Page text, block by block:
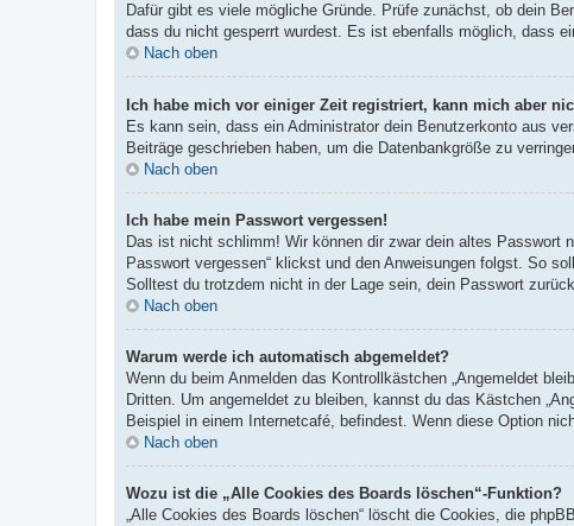
Dafür gibt es viele mögliche Gründe. Prüfe zunächst, ob dein
dass du nicht gesperrt wurdest. Es ist ebenfalls möglich, dass
Nach oben
Ich habe mich vor einiger Zeit registriert, kann mich aber
Es kann sein, dass ein Administrator dein Benutzerkonto aus
Beiträge geschrieben haben, um die Datenbankgröße zu
Nach oben
Ich habe mein Passwort vergessen!
Das ist nicht schlimm! Wir können dir zwar dein altes Passwort
Passwort vergessen“ klickst und den Anweisungen folgst. So
Solltest du trotzdem nicht in der Lage sein, dein Passwort
Nach oben
Warum werde ich automatisch abgemeldet?
Wenn du beim Anmelden das Kontrollkästchen „Angemeldet
Dritten. Um angemeldet zu bleiben, kannst du das Kästchen
Beispiel in einem Internetcafé, befindest. Wenn diese Option
Nach oben
Wozu ist die „Alle Cookies des Boards löschen“-Funktion?
„Alle Cookies des Boards löschen“ löscht die Cookies, die